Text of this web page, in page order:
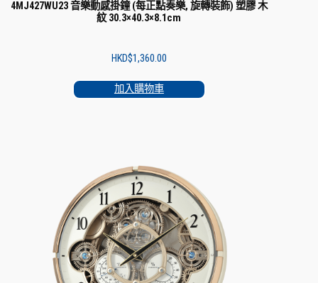
4MJ427WU23 音樂動感掛鐘 (每正點奏樂, 旋轉裝飾) 塑膠 木
紋 30.3×40.3×8.1cm
HKD$1,360.00
加入購物車